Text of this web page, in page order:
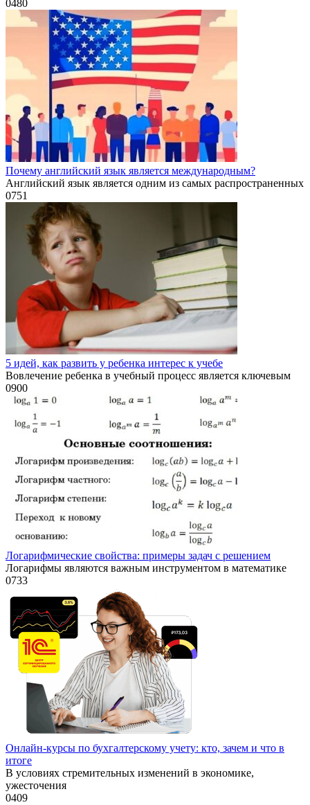
0480
Почему английский язык является международным?
Английский язык является одним из самых распространенных
0751
5 идей, как развить у ребенка интерес к учебе
Вовлечение ребенка в учебный процесс является ключевым
0900
Логарифмические свойства: примеры задач с решением
Логарифмы являются важным инструментом в математике
0733
Онлайн-курсы по бухгалтерскому учету: кто, зачем и что в
итоге
В условиях стремительных изменений в экономике,
ужесточения
0409